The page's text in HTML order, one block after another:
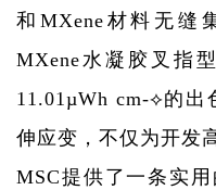
和 MXene 材料无缝
MXene 水凝胶叉指
11.01µWh cm-⟡的出
伸应变，不仅为开发
MSC提供了一条实